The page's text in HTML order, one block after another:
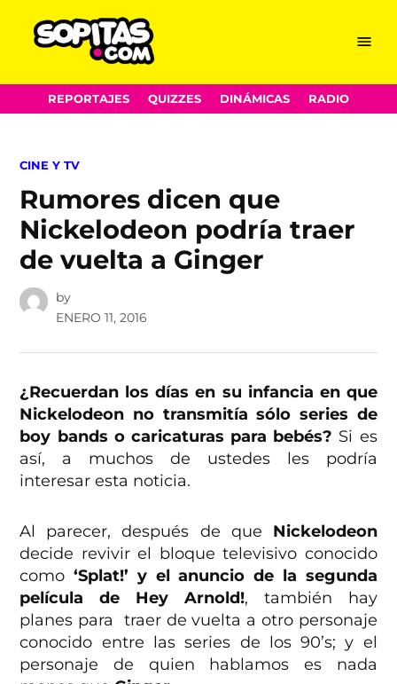
Skip
to
Menu
REPORTAJES QUIZZES DINÁMICAS RADIO
POSTED
CINE Y TV
Rumores dicen que
Nickelodeon podría traer
de vuelta a Ginger
by
ENERO 11, 2016
¿Recuerdan los días en su infancia en que
Nickelodeon no transmitía sólo series de
boy bands o caricaturas para bebés? Si es
así, a muchos de ustedes les podría
interesar esta noticia.
Al parecer, después de que Nickelodeon
decide revivir el bloque televisivo conocido
como‘Splat!’ y el anuncio de la segunda
película de Hey Arnold!, también hay
planes para traer de vuelta a otro personaje
conocido entre las series de los 90’s; y el
personaje de quien hablamos es nada